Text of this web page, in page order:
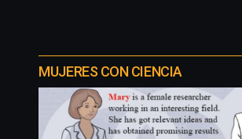
MUJERES CON CIENCIA